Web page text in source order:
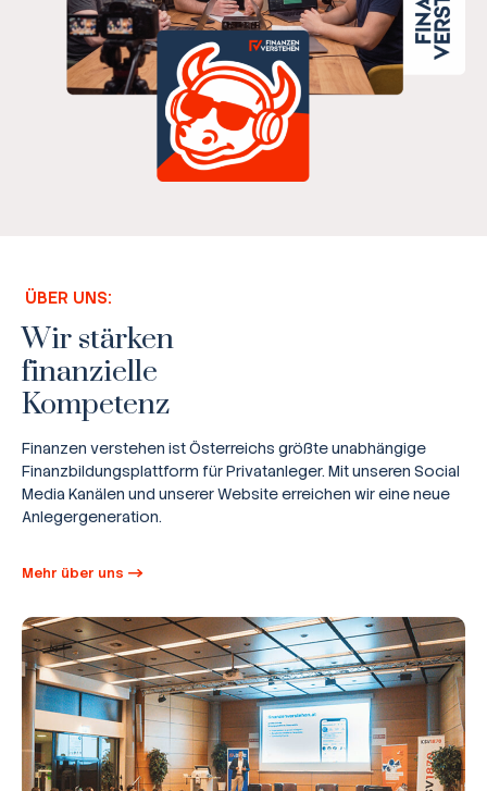
ÜBER UNS:
Wir stärken
finanzielle
Kompetenz
Finanzen verstehen ist Österreichs größte unabhängige
Finanzbildungsplattform für Privatanleger. Mit unseren Social
Media Kanälen und unserer Website erreichen wir eine neue
Anlegergeneration.
Mehr über uns